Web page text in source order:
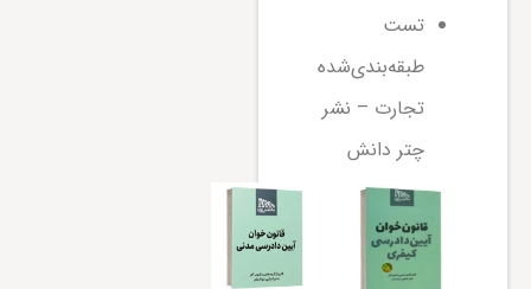
تست
طبقه‌بندی‌شده
تجارت – نشر
چتر دانش